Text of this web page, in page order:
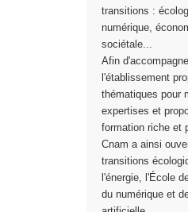
transitions :
numérique,
sociétale...
Afin
l'établissement
thématiques pour
expertises et
formation riche et
Cnam a ainsi
transitions
l'énergie, l'École
du numérique et